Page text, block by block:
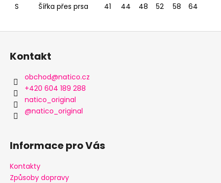
S
Šířka přes prsa 41 44 48 52 58 64
Z
Kontakt
obchod@natico.cz
+420 604 189 288
natico_original
@natico_original
Informace pro Vás
Kontakty
Způsoby dopravy